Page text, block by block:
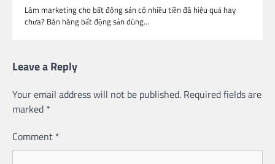
Làm marketing cho bất động sản có nhiều tiền đã hiệu quả hay
chưa? Bán hàng bất động sản dùng…
Leave a Reply
Your email address will not be published. Required fields are
marked *
Comment *